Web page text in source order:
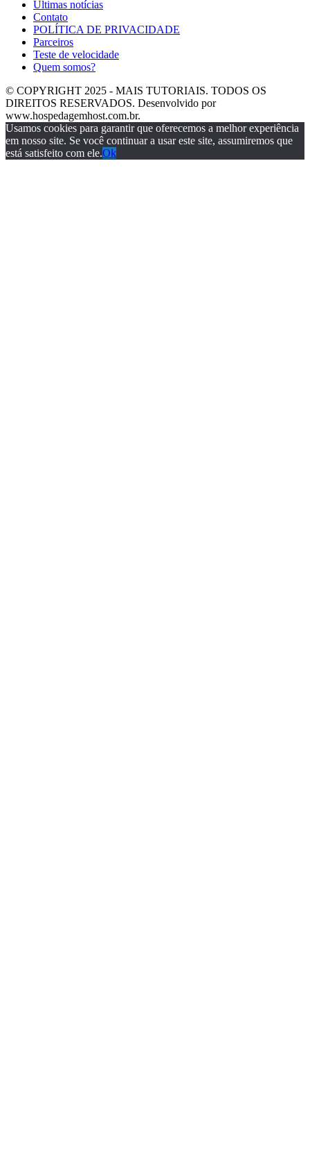
Últimas notícias
Contato
POLÍTICA DE PRIVACIDADE
Parceiros
Teste de velocidade
Quem somos?
© COPYRIGHT 2025 - MAIS TUTORIAIS. TODOS OS
DIREITOS RESERVADOS. Desenvolvido por
www.hospedagemhost.com.br.
Usamos cookies para garantir que oferecemos a melhor experiência
em nosso site. Se você continuar a usar este site, assumiremos que
está satisfeito com ele.Ok